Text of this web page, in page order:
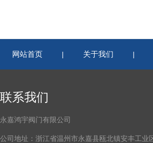
网站首页 | 关于我们 |
联系我们
永嘉鸿宇阀门有限公司
公司地址：浙江省温州市永嘉县瓯北镇安丰工业